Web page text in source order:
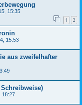
15:35
1 2
15:53
aus zweifelhafter
18:27